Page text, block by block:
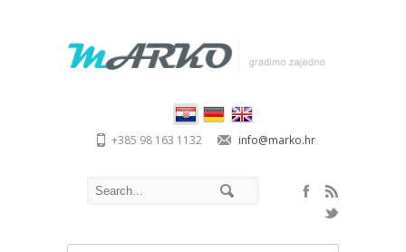
+385 98 163 1132 info@marko.hr